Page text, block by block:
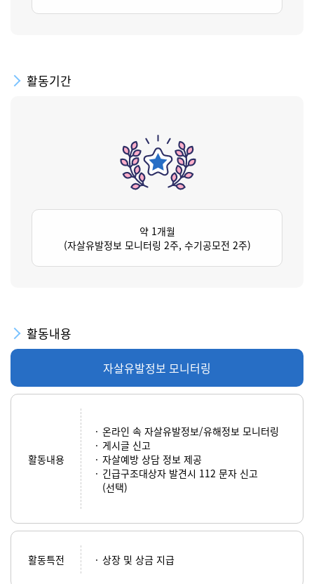
활동기간
약 1개월
(자살유발정보 모니터링 2주, 수기공모전 2주)
활동내용
자살유발정보 모니터링
활동내용
온라인 속 자살유발정보/유해정보 모니터링
게시글 신고
자살예방 상담 정보 제공
긴급구조대상자 발견시 112 문자 신고
(선택)
활동특전 상장 및 상금 지급